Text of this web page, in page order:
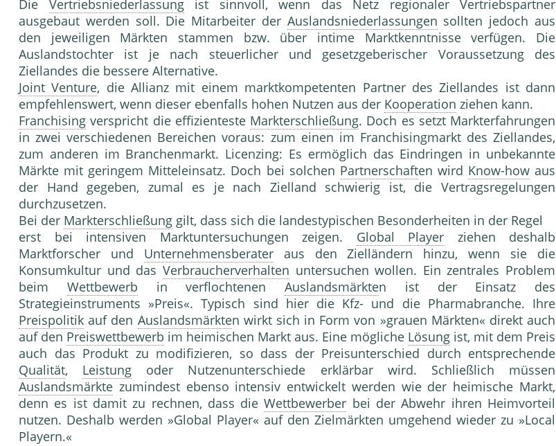
Die Vertriebsniederlassungist sinnvoll, wenn das Netz regionaler Vertriebspartner
ausgebaut werden soll. Die Mitarbeiter der Auslandsniederlassungen sollten jedoch aus
den jeweiligen Märkten stammen bzw. über intime Marktkenntnisse verfügen. Die
Auslandstochter ist je nach steuerlicher und gesetzgeberischer Voraussetzung des
Ziellandes die bessere Alternative.
Joint Venture, die Allianz mit einem marktkompetenten Partner des Ziellandes ist dann
empfehlenswert, wenn dieser ebenfalls hohen Nutzen aus der Kooperation ziehen kann.
Franchising verspricht die effizienteste Markterschließung. Doch es setzt Markterfahrungen
in zwei verschiedenen Bereichen voraus: zum einen im Franchisingmarkt des Ziellandes,
zum anderen im Branchenmarkt. Licenzing: Es ermöglich das Eindringen in unbekannte
Märkte mit geringem Mitteleinsatz. Doch bei solchen Partnerschaften wird Know-howaus
der Hand gegeben, zumal es je nach Zielland schwierig ist, die Vertragsregelungen
durchzusetzen.
Bei der Markterschließung gilt, dass sich die landestypischen Besonderheiten in der Regel
erst bei intensiven Marktuntersuchungen zeigen. Global Player ziehen deshalb
Marktforscher und Unternehmensberateraus den Zielländern hinzu, wenn sie die
Konsumkultur und das Verbraucherverhalten untersuchen wollen. Ein zentrales Problem
beim Wettbewerb in verflochtenen Auslandsmärkten ist der Einsatz des
Strategieinstruments »Preis«. Typisch sind hier die Kfz- und die Pharmabranche. Ihre
Preispolitik auf den Auslandsmärkten wirkt sich in Form von »grauen Märkten« direkt auch
auf den Preiswettbewerb im heimischen Markt aus. Eine mögliche Lösung ist, mit dem Preis
auch das Produkt zu modifizieren, so dass der Preisunterschied durch entsprechende
Qualität, Leistung oder Nutzenunterschiede erklärbar wird. Schließlich müssen
Auslandsmärkte zumindest ebenso intensiv entwickelt werden wie der heimische Markt,
denn es ist damit zu rechnen, dass dieWettbewerber bei der Abwehr ihren Heimvorteil
nutzen. Deshalb werden »Global Player« auf den Zielmärkten umgehend wieder zu »Local
Playern.«